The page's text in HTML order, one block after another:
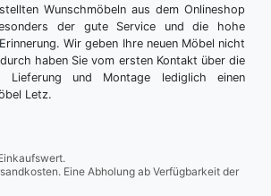
Wunschmöbeln aus dem Onlineshop
der gute Service und die hohe
Wir geben Ihre neuen Möbel nicht
haben Sie vom ersten Kontakt über die
Lieferung und Montage lediglich einen
Letz.
Eine Abholung ab Verfügbarkeit der